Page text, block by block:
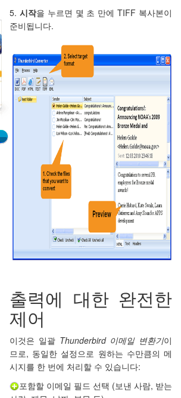
5. 시작을 누르면 몇 초 만에 TIFF 복사본이
준비됩니다.
출력에 대한 완전한
제어
이것은 일괄 Thunderbird 이메일 변환기이
므로, 동일한 설정으로 원하는 수만큼의 메
시지를 한 번에 처리할 수 있습니다:
포함할 이메일 필드 선택 (보낸 사람, 받는